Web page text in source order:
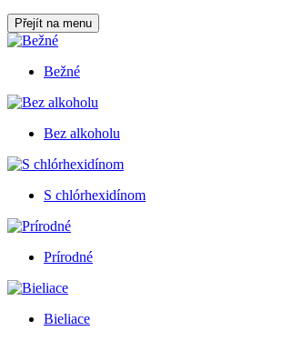
Přejít na menu
Bežné
Bez alkoholu
S chlórhexidínom
Prírodné
Bieliace